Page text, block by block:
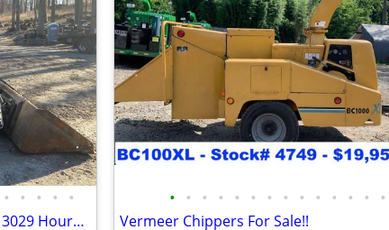
• • • • •
2016 Bobcat A770 High Flow with 3029 Hours !!! #4964
• • • • • • • • • • • • • •
Vermeer Chippers For Sale!!